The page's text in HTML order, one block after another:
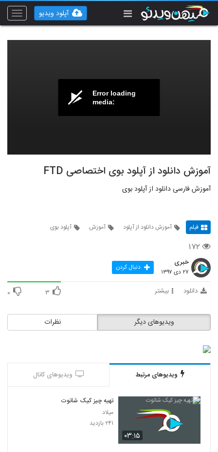
Toggle
آپلود ویدیو
Error loading
media:
آموزش دانلود از آپلود بوی اختصاصی FTD
آموزش فارسی دانلود از آپلود بوی
فیلم آموزش دانلود از آپلود آموزش آپلود بوی
۱۷۲
خبری
۲۷ دی ۱۳۹۷ دنبال کردن
دانلود بیشتر ۳ ۰
نظرات ویدیوهای دیگر
ویدیوهای مرتبط ویدیوهای کانال
۰۳:۱۵
تهیه چیز کیک شاتوت
میلاد
۲۴۱ بازدید